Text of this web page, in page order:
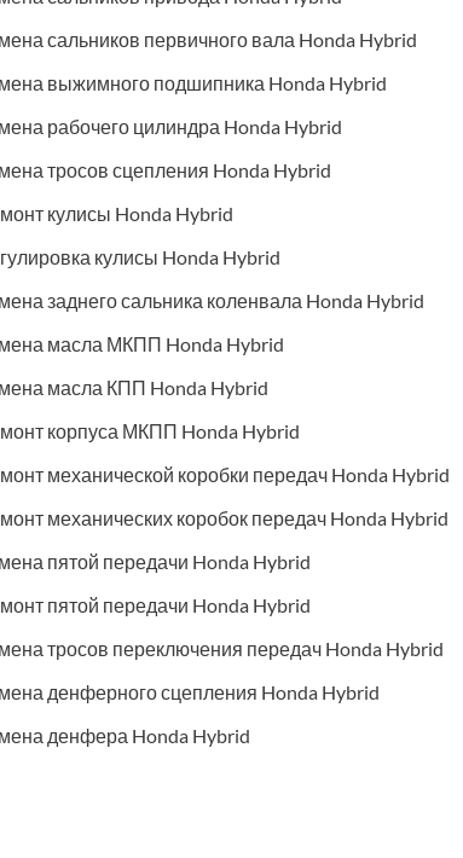
сальников первичного вала Honda Hybrid
выжимного подшипника Honda Hybrid
рабочего цилиндра Honda Hybrid
тросов сцепления Honda Hybrid
кулисы Honda Hybrid
кулисы Honda Hybrid
заднего сальника коленвала Honda Hybrid
масла МКПП Honda Hybrid
масла КПП Honda Hybrid
корпуса МКПП Honda Hybrid
механической коробки передач Honda Hybrid
механических коробок передач Honda Hybrid
пятой передачи Honda Hybrid
пятой передачи Honda Hybrid
тросов переключения передач Honda Hybrid
денферного сцепления Honda Hybrid
денфера Honda Hybrid